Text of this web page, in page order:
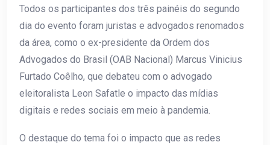
Todos os participantes dos três painéis do segundo
dia do evento foram juristas e advogados renomados
da área, como o ex-presidente da Ordem dos
Advogados do Brasil (OAB Nacional) Marcus Vinicius
Furtado Coêlho, que debateu com o advogado
eleitoralista Leon Safatle o impacto das mídias
digitais e redes sociais em meio à pandemia.
O destaque do tema foi o impacto que as redes